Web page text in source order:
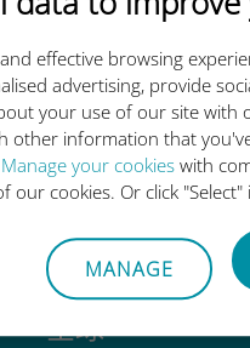
effective browsing
advertising, provide
your use of our site with
other information that
Manage your cookies with
our cookies. Or click
MANAGE
为什么Ubigi
全球